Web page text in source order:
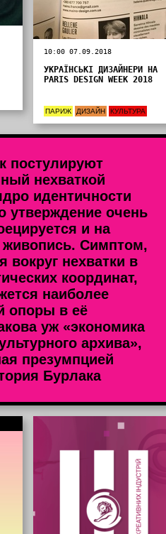
10:00 07.09.2018
УКРАЇНСЬКІ ДИЗАЙНЕРИ НА
PARIS DESIGN WEEK 2018
ПАРИЖ ДИЗАЙН КУЛЬТУРА
постулируют
нехваткой
идентичности
утверждение очень
и на
Симптом,
вокруг нехватки в
координат,
наиболее
опоры в её
уж «экономика
архива»,
презумпцией
Бурлака